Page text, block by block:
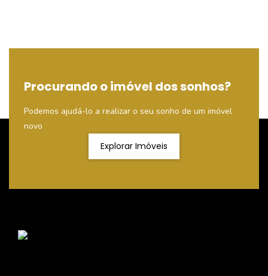
Procurando o imóvel dos sonhos?
Podemos ajudá-lo a realizar o seu sonho de um imóvel
novo
Explorar Imóveis